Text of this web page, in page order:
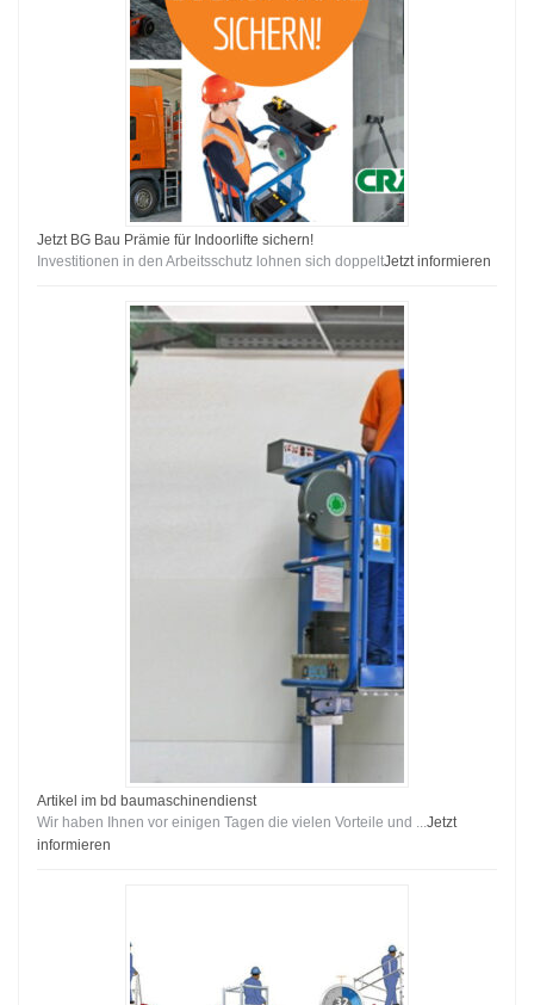
Jetzt BG Bau Prämie für Indoorlifte sichern!
Investitionen in den Arbeitsschutz lohnen sich doppeltJetzt informieren
Artikel im bd baumaschinendienst
Wir haben Ihnen vor einigen Tagen die vielen Vorteile und ...Jetzt
informieren